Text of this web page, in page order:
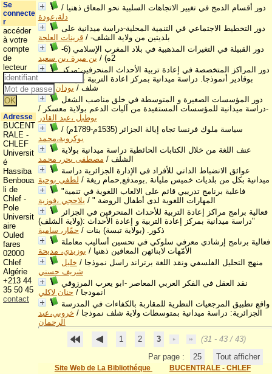
دور أقسام الدمج في تغيير الاتجاهات السلبية نحو المعاق ذهنيا /
دلة،عودة
دور التخطيط الاجتماعي في التنمية المحلية-دراسة ميدانية على
بلديتين من ولاية الشلف- /قرينات العلجة
دور القبيلة في التغيرات المذهبية في بلاد المغرب الإسلامي (6-
2ه)
/ بن ميرة ،بن سعيد
دور المراكز المتخصصة في إعادة تربية الأحداث المنحرفين:مركز
بوقادير أنموذجا. دراسة ميدانية بمركز اعادة التربية ببوقادير –ولاية
شلف / بودان،كوثر
دور المؤسسات الصغيرة و المتوسطة في خلق مناصب الشغل
-دراسة ميدانية للمؤسسات المستفيدة من آليات الدعم بولاية معسكر /
بوطبل ،عبد القادر
سياسة ملوك فرنسا تجاه إيالة الجزائر (1535م-1789م)
/
بوكروبة،محمد
عنف اللغة من خلال الكتابات الحائطية دراسة ميدانية بولاية
الشلف / مصطفى بحر، محمد
عوائق الانضباط الداتي للأفراد في الإدارة الجزائرية دراسة
ميدانية بكل من بلديات خميس مليانة ,بومدفع,حمام ريغة / لطفي بوحية
"فاعلية برنامج تدريبي قائم على الالعاب اللغوية في تنمية
المھارات اللغوية لدى أطفال الروضة " / بلاحجي ،فوزية
فعالية برامج مراكز إعادة التربية للأحداث المنحرفين في الجزائر
"دراسة ميدانية بمركز إعادة التربية و إعادة الأحداث :(ولاية الشلف)
ذكور. (بولاية تبسة) بنات / حمّار، سامية
فعالية برنامج إرشادي معرفي سلوكي في تحسين أساليب معاملة
الأمّهات لابنائهن المعاقين ذهنيا / بوزيدي، مديحة
منهج التحليل الفلسفي ونقد اللغة برتراند راسل نموذجا / خليل
شريف حسني
نقد العقل في الفكر العربي المعاصر -ابو يعرب المرزوقي
انمودجا / حنان لاكلي
واقع تطبيق المرجعيات النظرية للمقاربة بالكفاءات في المدرسة
الجزائرية: دراسة ميدانية بمتوسطات ولاية شلف نموذجا / خروبي،عبد
الرحمان
1
2 3
(31 - 43 / 43)
Par page :
25 Tout afficher
Site Web de La Bibliothéque
BUCENTRALE - CHLEF
Se
connecte
r
accéder
à votre
compte
de
lecteur
Adresse
BUCENT
RALE -
CHLEF
Universit
é
Hassiba
Benboua
li de
Chlef -
Pole
Universit
aire
Ouled
fares
02000
Chlef
Algérie
+213 44
35 50 45
contact